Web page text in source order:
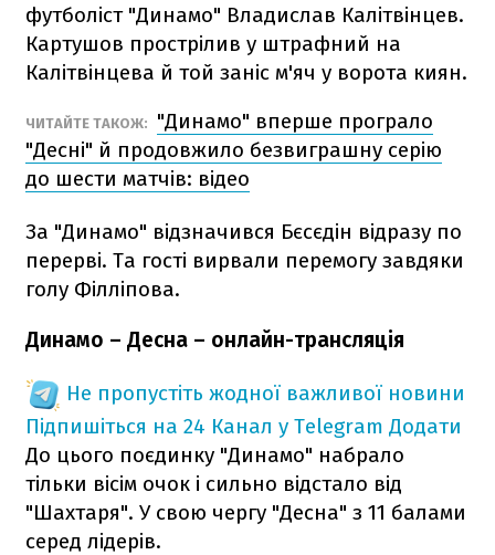
футболіст "Динамо" Владислав Калітвінцев.
Картушов прострілив у штрафний на
Калітвінцева й той заніс м'яч у ворота киян.
ЧИТАЙТЕ ТАКОЖ:
"Динамо" вперше програло
"Десні" й продовжило безвиграшну серію
до шести матчів: відео
За "Динамо" відзначився Бєсєдін відразу по
перерві. Та гості вирвали перемогу завдяки
голу Філліпова.
Динамо – Десна – онлайн-трансляція
Не пропустіть жодної важливої новини
Підпишіться на 24 Канал у Telegram Додати
До цього поєдинку "Динамо" набрало
тільки вісім очок і сильно відстало від
"Шахтаря". У свою чергу "Десна" з 11 балами
серед лідерів.